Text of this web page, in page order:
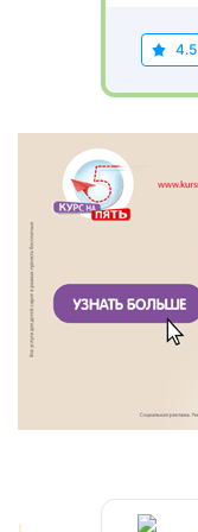
4.5